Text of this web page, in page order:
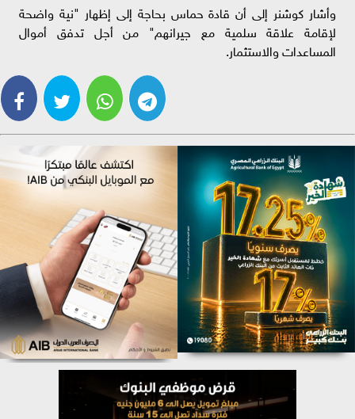
وأشار كوشنر إلى أن قادة حماس بحاجة إلى إظهار "نية واضحة
لإقامة علاقة سلمية مع جيرانهم" من أجل تدفق أموال
المساعدات والاستثمار.